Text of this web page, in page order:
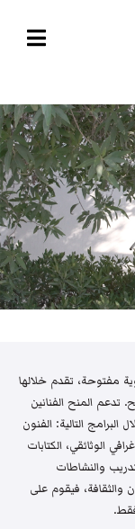
مفتوحة، تقدم خلالها
تدعم المنح الفنانين
البرامج التالية: الفنون
الوثائقي، الكتابات
والنشاطات
والثقافة، فيقوم على